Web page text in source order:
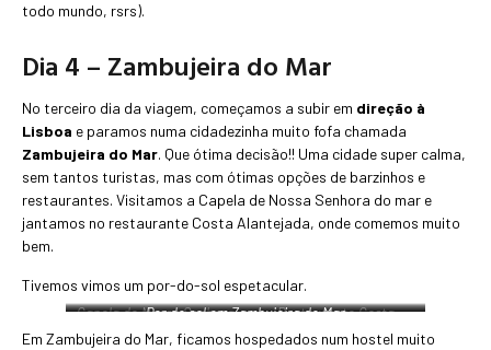
todo mundo, rsrs).
Dia 4 – Zambujeira do Mar
No terceiro dia da viagem, começamos a subir em direção à
Lisboa e paramos numa cidadezinha muito fofa chamada
Zambujeira do Mar. Que ótima decisão!! Uma cidade super calma,
sem tantos turistas, mas com ótimas opções de barzinhos e
restaurantes. Visitamos a Capela de Nossa Senhora do mar e
jantamos no restaurante Costa Alantejada, onde comemos muito
bem.
Tivemos vimos um por-do-sol espetacular.
Capela de Nossa Senhora
do Mar
Restaurante Costa
Alentejana
Por do sol em Zambujeira do Mar
Em Zambujeira do Mar, ficamos hospedados num hostel muito